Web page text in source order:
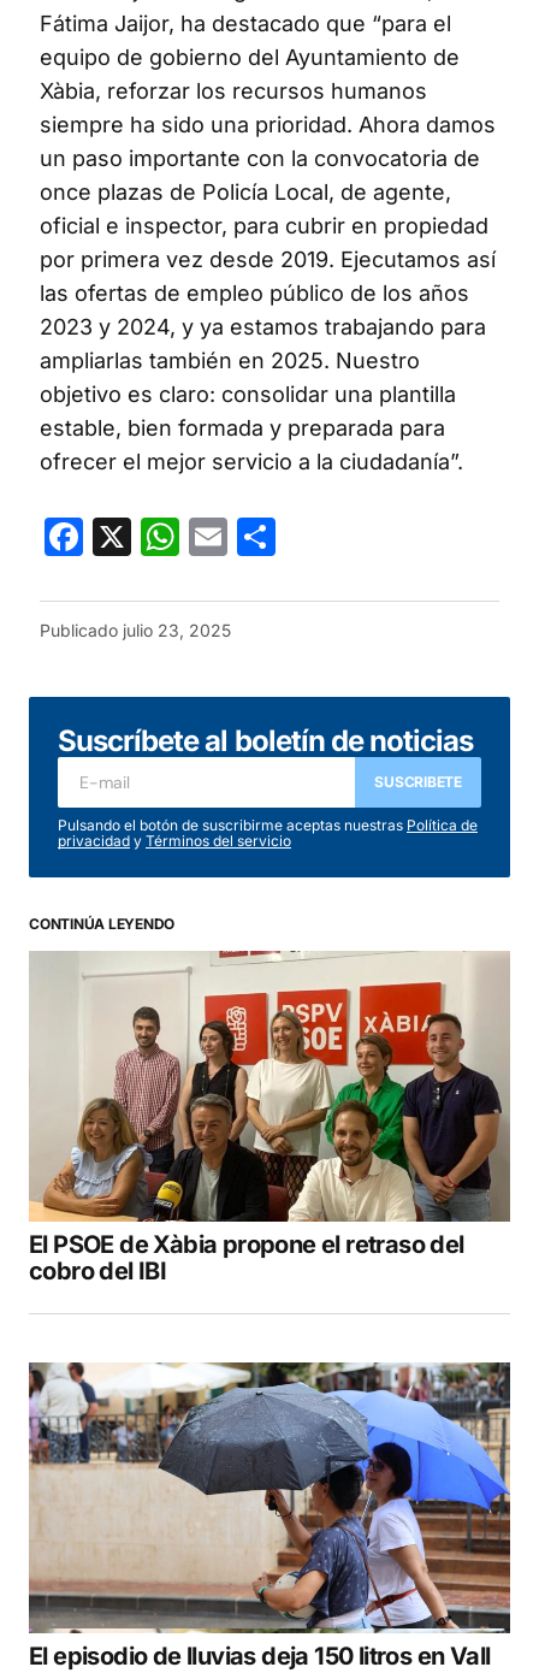
Fátima Jaijor, ha destacado que “para el
equipo de gobierno del Ayuntamiento de
Xàbia, reforzar los recursos humanos
siempre ha sido una prioridad. Ahora damos
un paso importante con la convocatoria de
once plazas de Policía Local, de agente,
oficial e inspector, para cubrir en propiedad
por primera vez desde 2019. Ejecutamos así
las ofertas de empleo público de los años
2023 y 2024, y ya estamos trabajando para
ampliarlas también en 2025. Nuestro
objetivo es claro: consolidar una plantilla
estable, bien formada y preparada para
ofrecer el mejor servicio a la ciudadanía”.
Facebook
X WhatsApp
Email
Publicado julio 23, 2025
Suscríbete al boletín de noticias
SUSCRIBETE
Pulsando el botón de suscribirme aceptas nuestras Política de
privacidad y Términos del servicio
CONTINÚA LEYENDO
El PSOE de Xàbia propone el retraso del
cobro del IBI
El episodio de lluvias deja 150 litros en Vall